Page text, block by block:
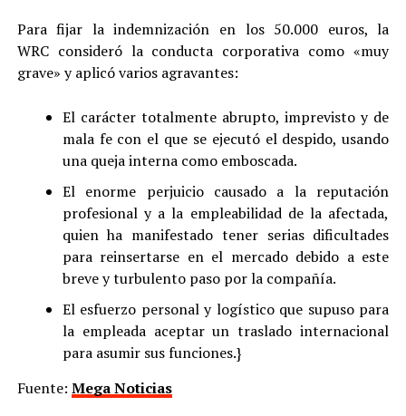
Para fijar la indemnización en los 50.000 euros, la
WRC consideró la conducta corporativa como «muy
grave» y aplicó varios agravantes:
El carácter totalmente abrupto, imprevisto y de
mala fe con el que se ejecutó el despido, usando
una queja interna como emboscada.
El enorme perjuicio causado a la reputación
profesional y a la empleabilidad de la afectada,
quien ha manifestado tener serias dificultades
para reinsertarse en el mercado debido a este
breve y turbulento paso por la compañía.
El esfuerzo personal y logístico que supuso para
la empleada aceptar un traslado internacional
para asumir sus funciones.}
Fuente: Mega Noticias